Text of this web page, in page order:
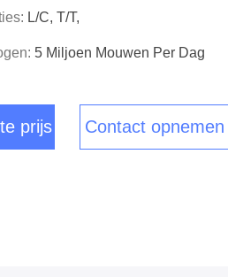
L/C, T/T,
5 Miljoen Mouwen Per Dag
prijs Contact opnemen